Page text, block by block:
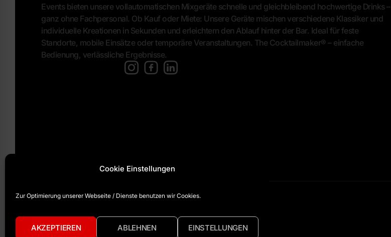
Cookie Einstellungen
Zur Optimierung unserer Webseite / Dienste benutzen wir Cookies.
AKZEPTIEREN ABLEHNEN EINSTELLUNGEN
Events bieten unsere vollautomatischen Mixgeräte schnelle und gleichbleibend hochwertige Drinks –
ganz ohne Fachpersonal. Ob Kauf oder Miete: Unsere Geräte mischen verschiedene Klassiker und
individuelle Kreationen in Sekunden und erleichtern den Ablauf hinter der Bar. Ideal für feste
Standorte, mobile Einsätze oder temporäre Veranstaltungen. The Cocktailmaker® – einfache
Bedienung, verlässliche Ergebnisse.
+49 (0) 5246 930753•info@thecocktailmaker.com